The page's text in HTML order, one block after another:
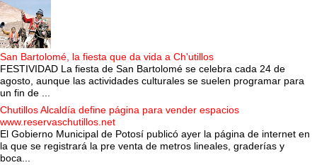
San Bartolomé, la fiesta que da vida a Ch'utillos
FESTIVIDAD La fiesta de San Bartolomé se celebra cada 24 de
agosto, aunque las actividades culturales se suelen programar para
un fin de ...
Chutillos Alcaldía define página para vender espacios
www.reservaschutillos.net
El Gobierno Municipal de Potosí publicó ayer la página de internet en
la que se registrará la pre venta de metros lineales, graderías y
boca...